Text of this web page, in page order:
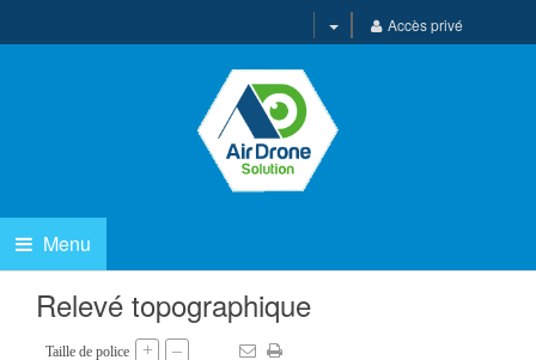
Accès privé
Menu
Relevé topographique
Taille de police + –